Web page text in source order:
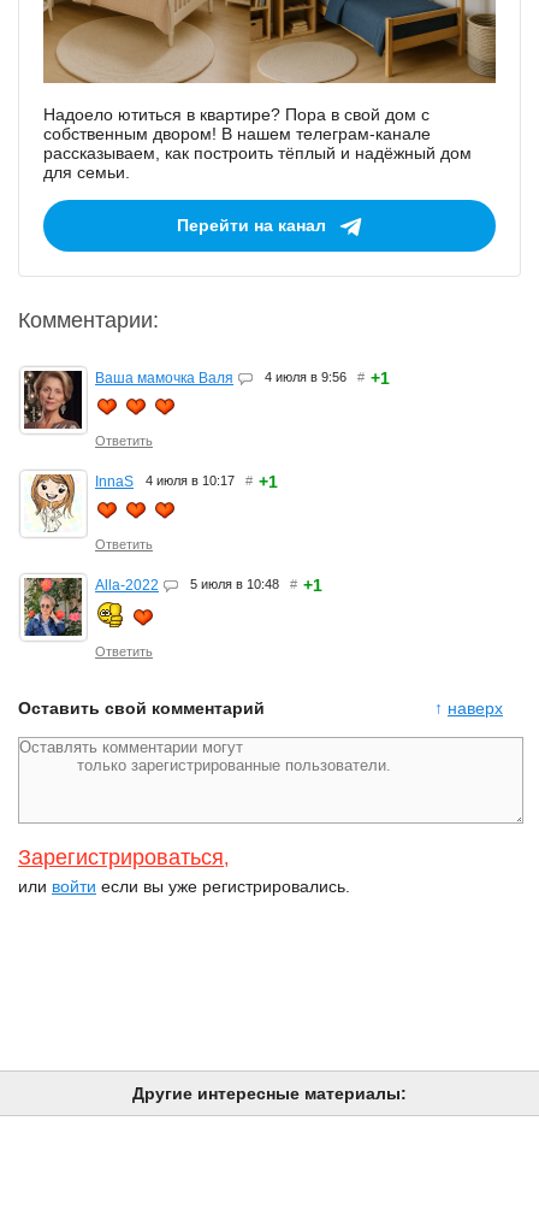
Надоело ютиться в квартире? Пора в свой дом с
собственным двором! В нашем телеграм-канале
рассказываем, как построить тёплый и надёжный дом
для семьи.
Перейти на канал
Комментарии:
Ваша мамочка Валя 4 июля в 9:56 # +1
Ответить
InnaS 4 июля в 10:17 # +1
Ответить
Alla-2022 5 июля в 10:48 # +1
Ответить
↑ наверх
Оставить свой комментарий
Зарегистрироваться,
или войти если вы уже регистрировались.
Другие интересные материалы: